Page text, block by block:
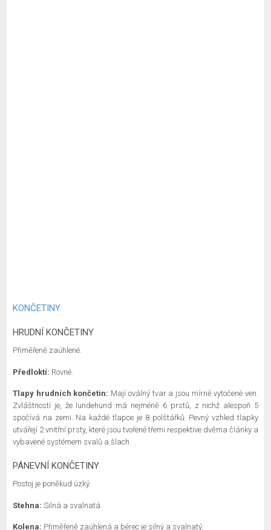
KONČETINY
HRUDNÍ KONČETINY
Přiměřeně zaúhlené.
Předloktí: Rovné.
Tlapy hrudních končetin: Mají oválný tvar a jsou mírně vytočené ven.
Zvláštností je, že lundehund má nejméně 6 prstů, z nichž alespoň 5
spočívá na zemi. Na každé tlapce je 8 polštářků. Pevný vzhled tlapky
utvářejí 2 vnitřní prsty, které jsou tvořené třemi respektive dvěma články a
vybavené systémem svalů a šlach.
PÁNEVNÍ KONČETINY
Postoj je poněkud úzký.
Stehna: Silná a svalnatá.
Kolena: Přiměřeně zaúhlená a bérec je silný a svalnatý.